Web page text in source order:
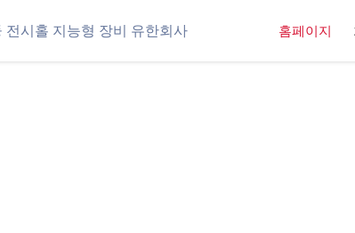
전시홀 지능형 장비 유한회사 홈페이지